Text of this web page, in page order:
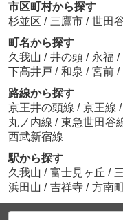
市区町村から探す
杉並区 / 三鷹市 / 世田
町名から探す
久我山 / 井の頭 / 永福 /
下高井戸 / 和泉 / 宮前 /
路線から探す
京王井の頭線 / 京王線 /
丸ノ内線 / 東急世田谷
西武新宿線
駅から探す
久我山 / 富士見ヶ丘 /
浜田山 / 吉祥寺 / 方南